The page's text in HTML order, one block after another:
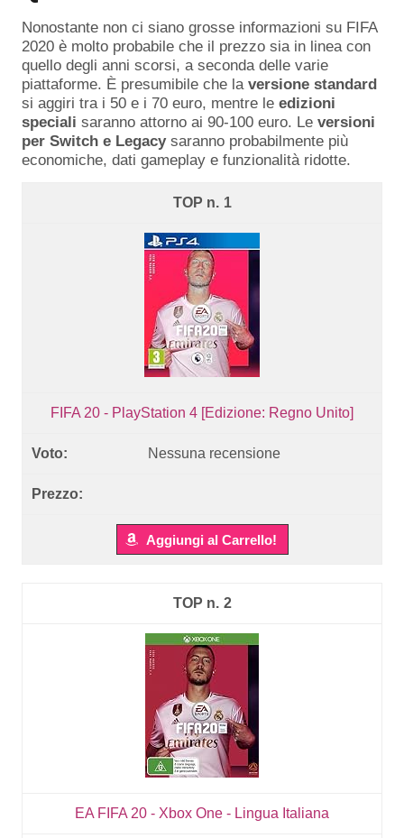
Nonostante non ci siano grosse informazioni su FIFA
2020 è molto probabile che il prezzo sia in linea con
quello degli anni scorsi, a seconda delle varie
piattaforme. È presumibile che la versione standard
si aggiri tra i 50 e i 70 euro, mentre le edizioni
speciali saranno attorno ai 90-100 euro. Le versioni
per Switch e Legacysaranno probabilmente più
economiche, dati gameplay e funzionalità ridotte.
1
FIFA 20 - PlayStation 4 [Edizione: Regno Unito]
Nessuna recensione
Aggiungi al Carrello!
2
EA FIFA 20 - Xbox One - Lingua Italiana